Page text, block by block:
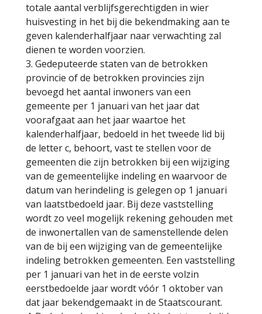
totale aantal verblijfsgerechtigden in wier
huisvesting in het bij die bekendmaking aan te
geven kalenderhalfjaar naar verwachting zal
dienen te worden voorzien.
3. Gedeputeerde staten van de betrokken
provincie of de betrokken provincies zijn
bevoegd het aantal inwoners van een
gemeente per 1 januari van het jaar dat
voorafgaat aan het jaar waartoe het
kalenderhalfjaar, bedoeld in het tweede lid bij
de letter c, behoort, vast te stellen voor de
gemeenten die zijn betrokken bij een wijziging
van de gemeentelijke indeling en waarvoor de
datum van herindeling is gelegen op 1 januari
van laatstbedoeld jaar. Bij deze vaststelling
wordt zo veel mogelijk rekening gehouden met
de inwonertallen van de samenstellende delen
van de bij een wijziging van de gemeentelijke
indeling betrokken gemeenten. Een vaststelling
per 1 januari van het in de eerste volzin
eerstbedoelde jaar wordt vóór 1 oktober van
dat jaar bekendgemaakt in de Staatscourant.